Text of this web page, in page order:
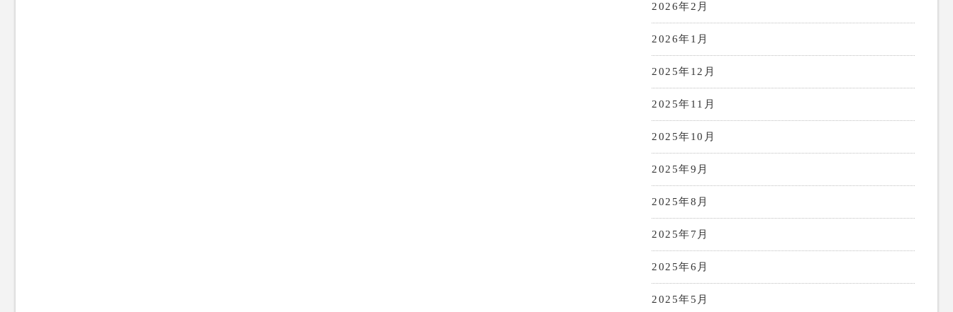
2026年2月
2026年1月
2025年12月
2025年11月
2025年10月
2025年9月
2025年8月
2025年7月
2025年6月
2025年5月